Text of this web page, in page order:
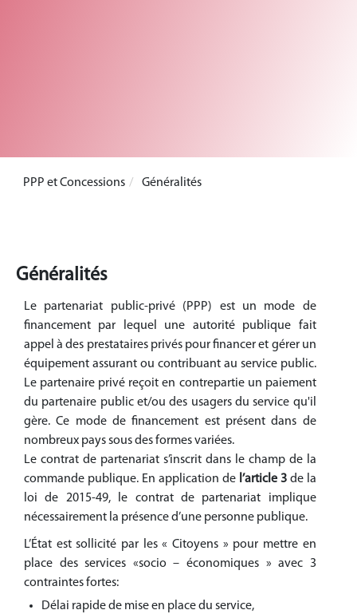
PPP et Concessions Généralités
Généralités
Le partenariat public-privé (PPP) est un mode de
financement par lequel une autorité publique fait
appel à des prestataires privés pour financer et gérer un
équipement assurant ou contribuant au service public.
Le partenaire privé reçoit en contrepartie un paiement
du partenaire public et/ou des usagers du service qu'il
gère. Ce mode de financement est présent dans de
nombreux pays sous des formes variées.
Le contrat de partenariat s’inscrit dans le champ de la
commande publique. En application de l’article 3 de la
loi de 2015-49, le contrat de partenariat implique
nécessairement la présence d’une personne publique.​
L’État est sollicité par les « Citoyens » pour mettre en
place des services «socio – économiques » avec 3
contraintes fortes:
Délai rapide de mise en place du service,